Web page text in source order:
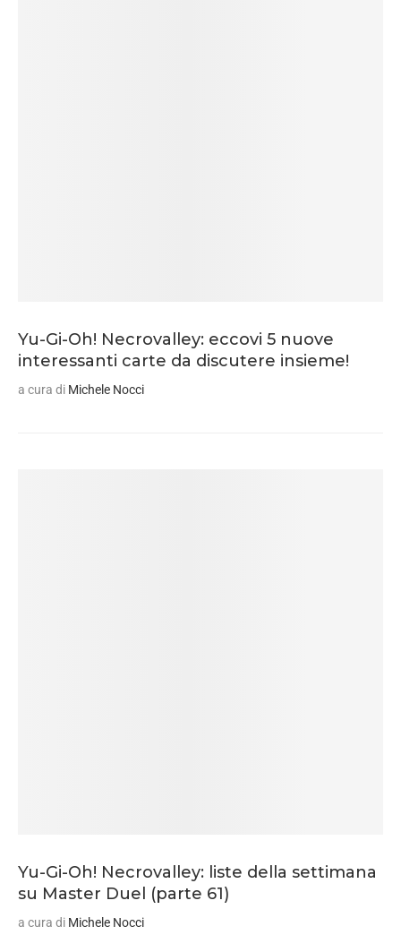
Yu-Gi-Oh! Necrovalley: eccovi 5 nuove
interessanti carte da discutere insieme!
a cura di Michele Nocci
Yu-Gi-Oh! Necrovalley: liste della settimana
su Master Duel (parte 61)
a cura di Michele Nocci